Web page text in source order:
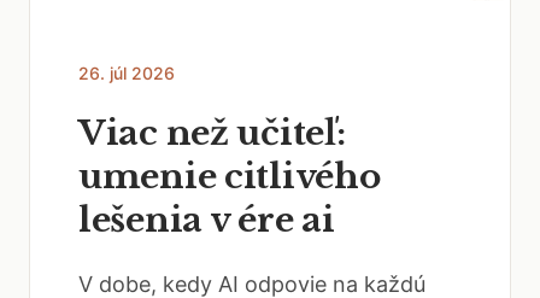
26. júl 2026
Viac než učiteľ:
umenie citlivého
lešenia v ére ai
V dobe, kedy AI odpovie na každú